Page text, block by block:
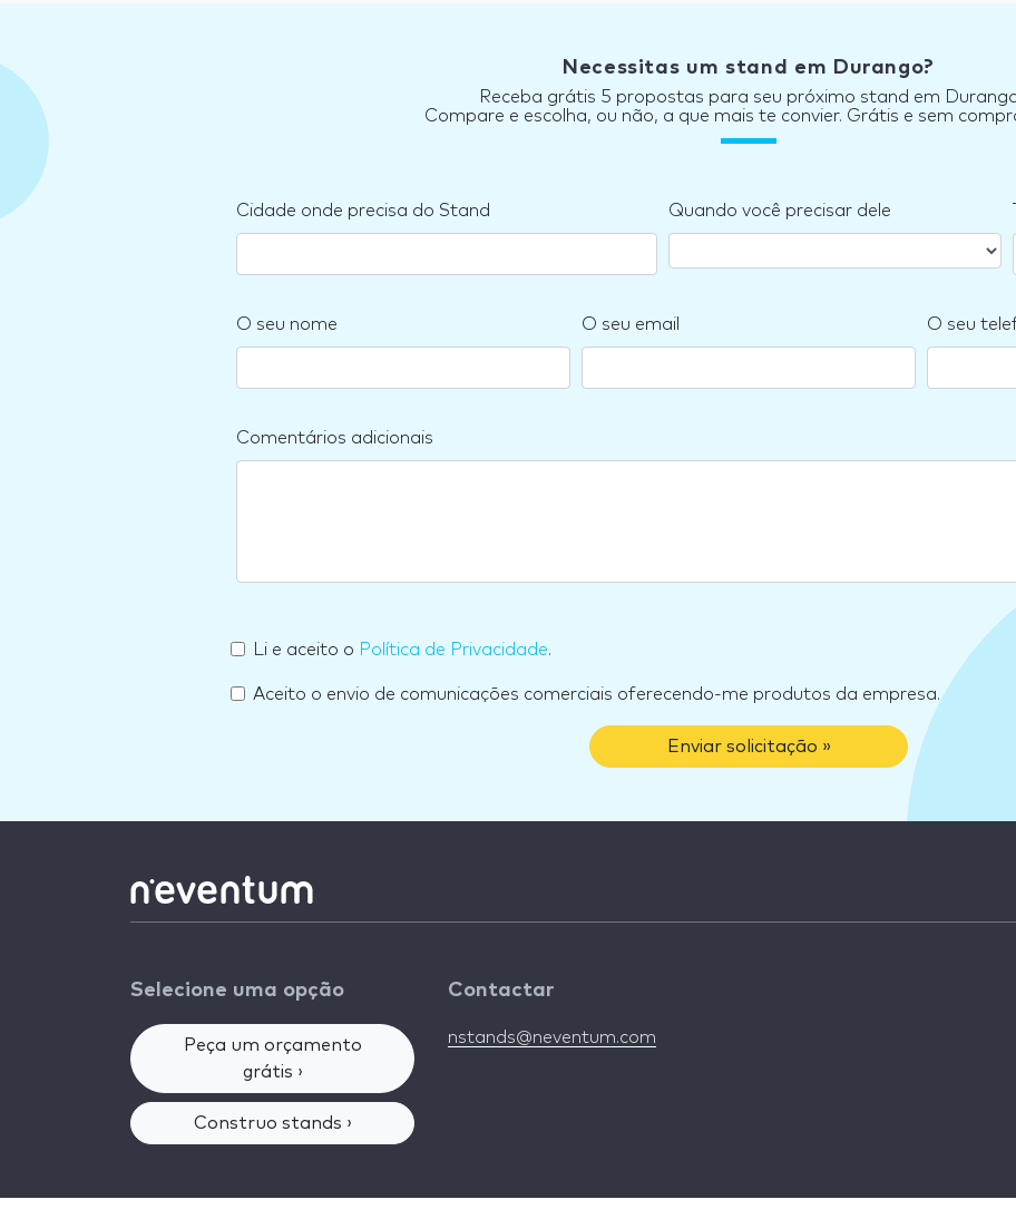
Necessitas um stand em Durango?
Receba grátis 5 propostas para seu próximo stand em
Compare e escolha, ou não, a que mais te convier. Grátis e sem
Cidade onde precisa do Stand Quando você precisar dele
O seu nome O seu email O seu
Comentários adicionais
Li e aceito o Política de Privacidade.
Aceito o envio de comunicações comerciais oferecendo-me produtos da empresa.
Enviar solicitação »
Selecione uma opção
Peça um orçamento
grátis ›
Construo stands ›
Contactar
nstands@neventum.com